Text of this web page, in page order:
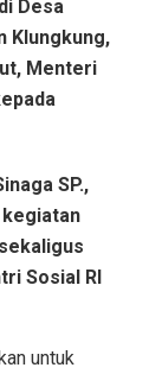
Desa
Klungkung,
Menteri
SP.,
kegiatan
Sosial RI
untuk